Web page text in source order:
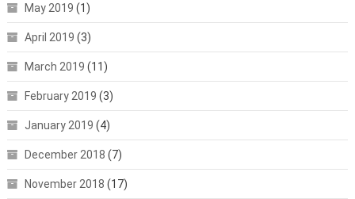
May 2019 (1)
April 2019 (3)
March 2019 (11)
February 2019 (3)
January 2019 (4)
December 2018 (7)
November 2018 (17)